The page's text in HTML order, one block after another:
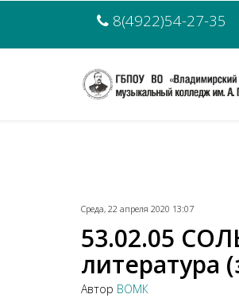
8(4922)54-27-35
Среда, 22 апреля 2020 13:07
53.02.05
литература
Автор ВОМК